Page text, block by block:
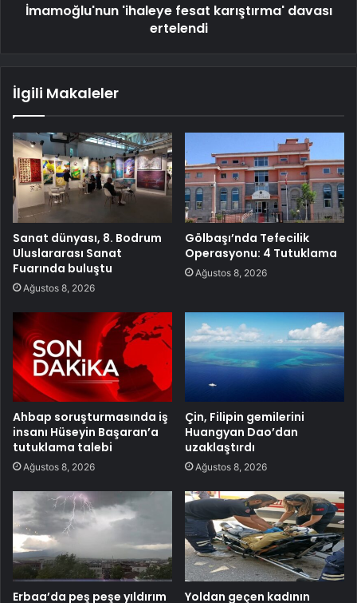
İmamoğlu'nun 'ihaleye fesat karıştırma' davası
ertelendi
İlgili Makaleler
Sanat dünyası, 8. Bodrum
Uluslararası Sanat
Fuarında buluştu
Ağustos 8, 2026
Gölbaşı’nda Tefecilik
Operasyonu: 4 Tutuklama
Ağustos 8, 2026
Ahbap soruşturmasında iş
insanı Hüseyin Başaran’a
tutuklama talebi
Ağustos 8, 2026
Çin, Filipin gemilerini
Huangyan Dao’dan
uzaklaştırdı
Ağustos 8, 2026
Erbaa’da peş peşe yıldırım Yoldan geçen kadının